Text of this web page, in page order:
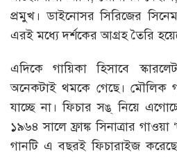
প্রমুখ। ডাইনোসর সিরিজের
এরই মধ্যে দর্শকের আগ্রহ তৈরি
এদিকে গায়িকা হিসাবে
অনেকটাই থমকে গেছে। মৌলিক
যাচ্ছে না। ফিচার সঙ্ নিয়ে
১৯৬৪ সালে ফ্রাঙ্ক সিনাত্রার
গানটি এ বছরই ফিচারাইজ